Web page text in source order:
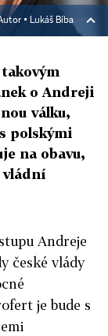
▪ Lukáš Bíba
o Andreji
válku,
polskými
na obavu,
vládní
Andreje
české vlády
je bude s